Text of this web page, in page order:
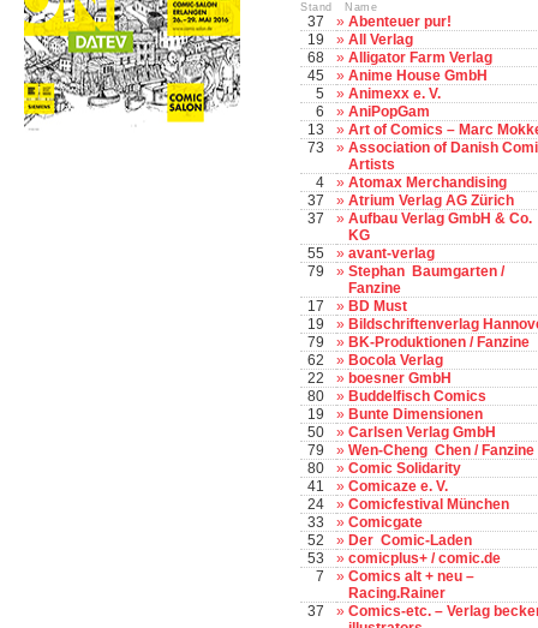
Stand Name
37 » Abenteuer pur!
19
» All Verlag
68
» Alligator Farm Verlag
45
» Anime House GmbH
5
» Animexx e. V.
6
» AniPopGam
13
» Art of Comics – Marc
73
» Association of Danish
Artists
4
» Atomax Merchandising
37
» Atrium Verlag AG Zürich
37
» Aufbau Verlag GmbH & Co.
KG
55
» avant-verlag
79
» Stephan Baumgarten /
Fanzine
17
» BD Must
19
» Bildschriftenverlag
79
» BK-Produktionen / Fanzine
62
» Bocola Verlag
22
» boesner GmbH
80
» Buddelfisch Comics
19
» Bunte Dimensionen
50
» Carlsen Verlag GmbH
79
» Wen-Cheng Chen / Fanzine
80
» Comic Solidarity
41
» Comicaze e. V.
24
» Comicfestival München
33
» Comicgate
52
» Der Comic-Laden
53
» comicplus+ / comic.de
7
» Comics alt + neu –
Racing.Rainer
37
» Comics-etc. – Verlag